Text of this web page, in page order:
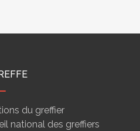
du greffier
national des greffiers